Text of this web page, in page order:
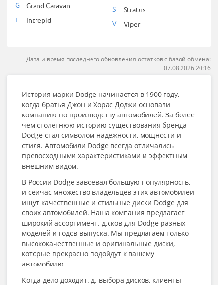
G Grand Caravan
I Intrepid
S Stratus
V Viper
Дата и время последнего обновления остатков с базой обмена:
07.08.2026 20:16
История марки Dodge начинается в 1900 году,
когда братья Джон и Хорас Доджи основали
компанию по производству автомобилей. За более
чем столетнюю историю существования бренда
Dodge стал символом надежности, мощности и
стиля. Автомобили Dodge всегда отличались
превосходными характеристиками и эффектным
внешним видом.
В России Dodge завоевал большую популярность,
и сейчас множество владельцев этих автомобилей
ищут качественные и стильные диски Dodge для
своих автомобилей. Наша компания предлагает
широкий ассортимент. д.сков для Dodge разных
моделей и годов выпуска. Мы предлагаем только
высококачественные и оригинальные диски,
которые прекрасно подойдут к вашему
автомобилю.
Когда дело доходит. д. выбора дисков, клиенты